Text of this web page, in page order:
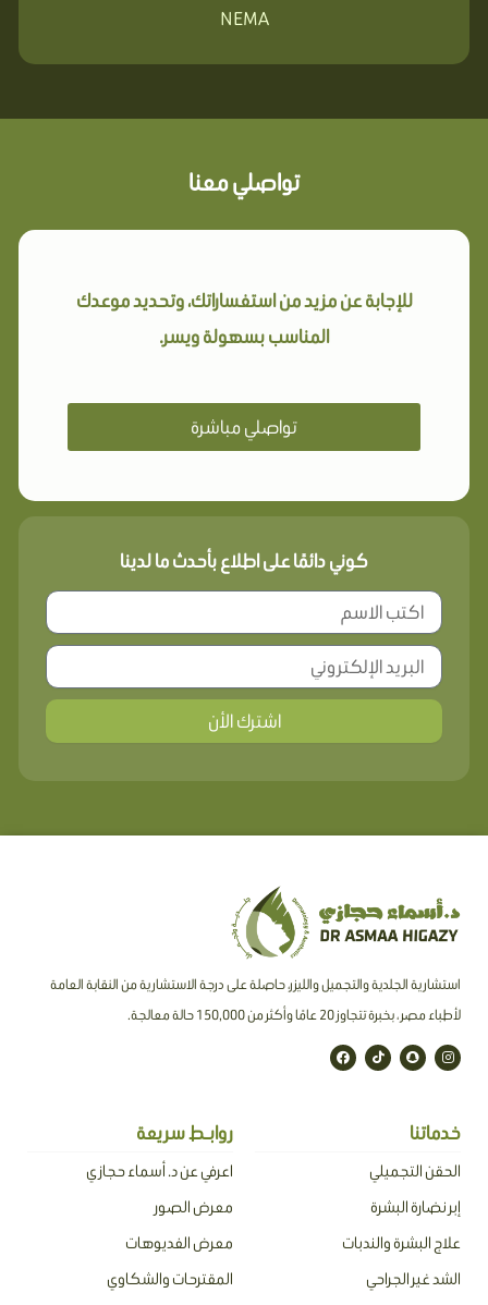
NEMA
تواصلي معنا
للإجابة عن مزيد من استفساراتك، وتحديد موعدك
المناسب بسهولة ويسر.
تواصلي مباشرة
كوني دائمًا على اطلاع بأحدث ما لدينا
اشترك الأن
استشارية الجلدية والتجميل والليزر، حاصلة على درجة الاستشارية من النقابة العامة
لأطباء مصر ، بخبرة تتجاوز 20 عامًا وأكثر من 150,000 حالة معالجة.
I
n
s
a
S
n
a
a
t
T
i
k
F
a
c
خدماتنا
الحقن التجميلي
إبر نضارة البشرة
علاج البشرة والندبات
الشد غير الجراحي
روابـط سريعة
اعرفي عن د. أسماء حجازي
معرض الصور
معرض الفديوهات
المقترحات والشكاوي